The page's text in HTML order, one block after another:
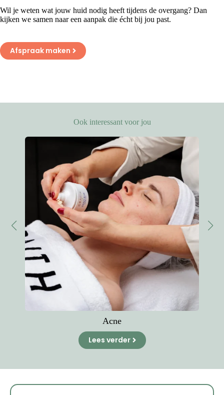
Wil je weten wat jouw huid nodig heeft tijdens de overgang? Dan
kijken we samen naar een aanpak die écht bij jou past.
Afspraak maken
Ook interessant voor jou
Acne
Lees verder